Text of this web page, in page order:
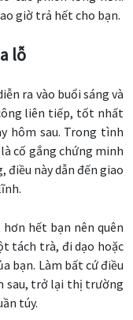
giờ trả hết cho bạn.
lỗ
ra vào buổi sáng và
liên tiếp, tốt nhất
hôm sau. Trong tình
cố gắng chứng minh
điều này dẫn đến giao
hết bạn nên quên
tách trà, đi dạo hoặc
bạn. Làm bất cứ điều
sau, trở lại thị trường
túy.